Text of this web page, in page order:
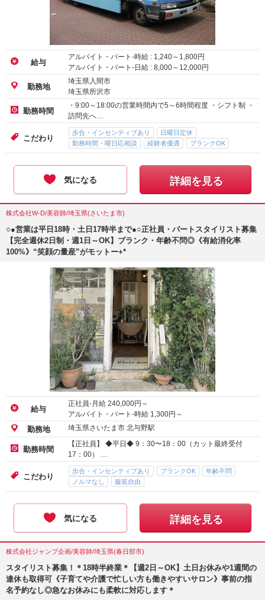
給与
アルバイト・パート-時給 : 1,240～ 1,800円
アルバイト・パート-日給 : 8,000～ 12,000円
勤務地
埼玉県入間市
埼玉県所沢市
勤務時間
・9:00～18:00の営業時間内で5～6時間程度 ・シフト制 ・
訪問先へ…
こだわり
歩合・インセンティブあり
日曜日定休
勤務時間・曜日応相談
経験者優遇 ブランクOK
気になる 詳細を見る
株式会社W-D/美容師/埼玉県(さいたま市)
○●営業は平日18時・土日17時半まで●○正社員・パートスタイリスト募集
【完全週休2日制・週1日～OK】ブランク・年齢不問◎《有給消化率
100%》“笑顔の量産”がモットー+*
給与
正社員-月給 240,000円～
アルバイト・パート-時給 1,300円～
勤務地 埼玉県さいたま市 北与野駅
勤務時間
【正社員】 ◆平日◆ 9：30〜18：00（カット最終受付
17：00） …
こだわり
歩合・インセンティブあり ブランクOK
年齢不問
ノルマなし
服装自由
気になる 詳細を見る
株式会社ジャンプ企画/美容師/埼玉県(春日部市)
スタイリスト募集！＊18時半終業＊【週2日～OK】土日お休みや1週間の
連休も取得可《子育てや介護で忙しい方も働きやすいサロン》事前の指
名予約なし◎急なお休みにも柔軟に対応します＊